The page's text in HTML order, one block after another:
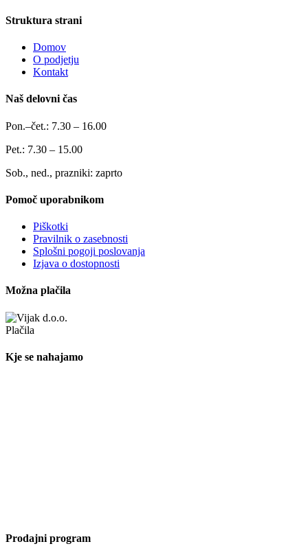
Struktura strani
Domov
O podjetju
Kontakt
Naš delovni čas
Pon.–čet.: 7.30 – 16.00
Pet.: 7.30 – 15.00
Sob., ned., prazniki: zaprto
Pomoč uporabnikom
Piškotki
Pravilnik o zasebnosti
Splošni pogoji poslovanja
Izjava o dostopnosti
Možna plačila
Kje se nahajamo
Prodajni program